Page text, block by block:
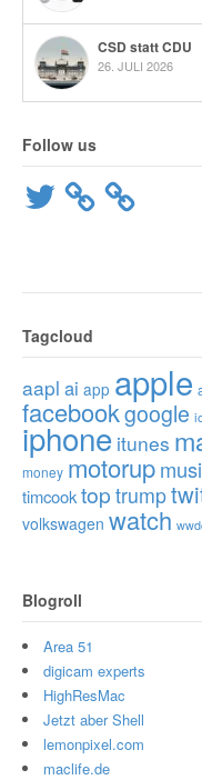
CSD statt CDU
26. JULI 2026
Follow us
Twitter
Tagcloud
aapl ai app apple
facebookgoogle
iphone itunes
money motorup
timcooktop trump
volkswagen watch
Blogroll
Area 51
digicam experts
HighResMac
Jetzt aber Shell
lemonpixel.com
maclife.de